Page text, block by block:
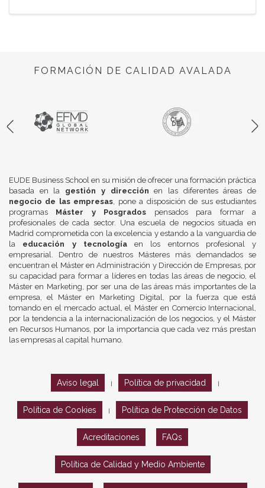
FORMACIÓN DE CALIDAD AVALADA
EUDE Business School en su misión de ofrecer una formación práctica
basada en la gestión y dirección en las diferentes áreas de
negocio de las empresas, pone a disposición de sus estudiantes
programas Máster y Posgrados pensados para formar a
profesionales de cada sector. Una escuela de negocios situada en
Madrid comprometida con la excelencia y estando a la vanguardia de
la educación y tecnologíaen los entornos profesional y
empresarial. Dentro de nuestros Másteres más demandados se
encuentran el Máster en Administración y Dirección de Empresas, por
su capacidad para formar a líderes en todas las áreas de negocio, el
Máster en Marketing, por ser una de las áreas más importantes de la
empresa, el Máster en Marketing Digital, por la fuerza que está
tomando en el mercado actual, el Máster en Comercio Internacional,
por la tendencia a la internacionalización de los negocios, y el Máster
en Recursos Humanos, por la importancia que cada vez más prestan
las empresas al capital humano.
Aviso legal Política de privacidad
Política de Cookies Política de Protección de Datos
Acreditaciones FAQs
Política de Calidad y Medio Ambiente